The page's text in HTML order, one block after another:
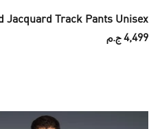
Jacquard Track Pants Unisex
4,499 ج.م